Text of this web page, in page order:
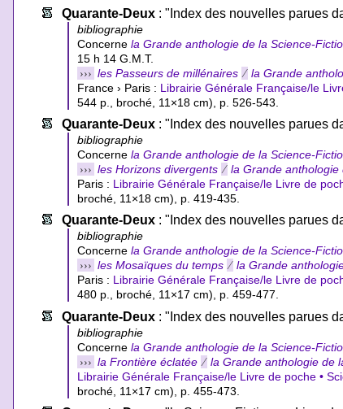
Quarante-Deux : "Index des nouvelles parues
bibliographie
Concernela Grande anthologie de la Science-
15 h 14 G.M.T.
››› les Passeurs de millénaires ⁄ la Grande
France › Paris : Librairie Générale Française/le
544 p., broché, 11×18 cm), p. 526-543.
Quarante-Deux : "Index des nouvelles parues
bibliographie
Concernela Grande anthologie de la Science-
››› les Horizons divergents ⁄ la Grande
Paris : Librairie Générale Française/le Livre de
broché, 11×18 cm), p. 419-435.
Quarante-Deux : "Index des nouvelles parues
bibliographie
Concernela Grande anthologie de la Science-
››› les Mosaïques du temps ⁄ la Grande
Paris : Librairie Générale Française/le Livre de
480 p., broché, 11×17 cm), p. 459-477.
Quarante-Deux : "Index des nouvelles parues
bibliographie
Concernela Grande anthologie de la Science-
››› la Frontière éclatée ⁄ la Grande anthologie de
Librairie Générale Française/le Livre de poche •
broché, 11×17 cm), p. 455-473.